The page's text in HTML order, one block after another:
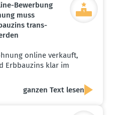
Bewerbung
muss
trans­
online verkauft,
Erbbauzins klar im
ganzen Text lesen